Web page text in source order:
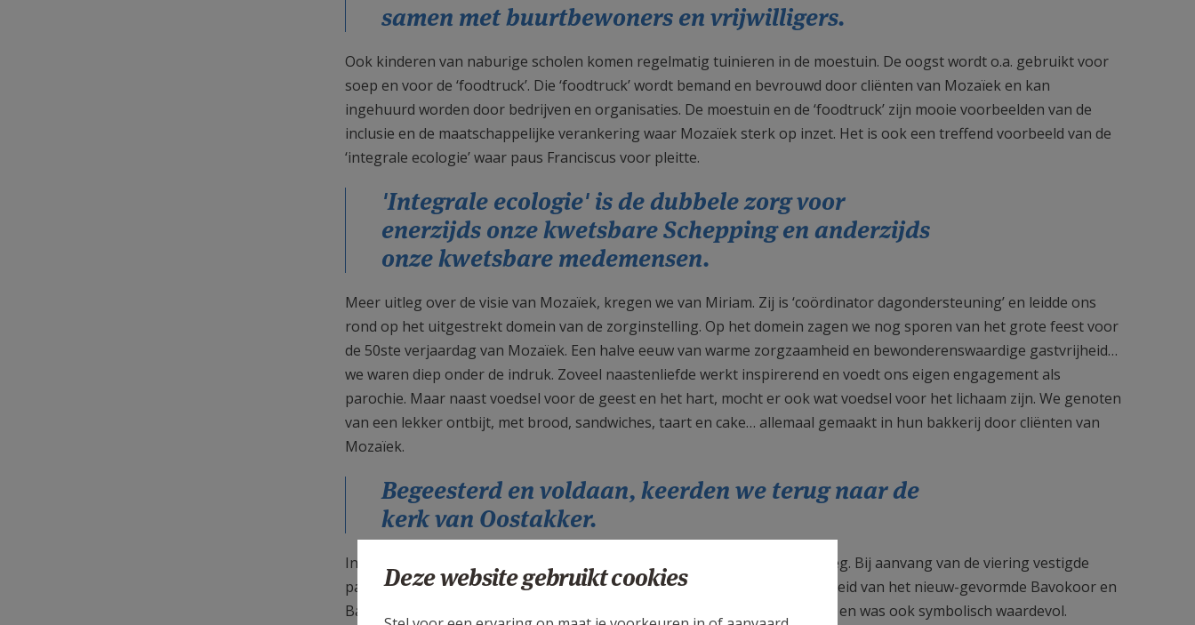
samen met buurtbewoners en vrijwilligers.
Ook kinderen van naburige scholen komen regelmatig tuinieren in de moestuin. De oogst wordt o.a. gebruikt voor
soep en voor de ‘foodtruck’. Die ‘foodtruck’ wordt bemand en bevrouwd door cliënten van Mozaïek en kan
ingehuurd worden door bedrijven en organisaties. De moestuin en de ‘foodtruck’ zijn mooie voorbeelden van de
inclusie en de maatschappelijke verankering waar Mozaïek sterk op inzet. Het is ook een treffend voorbeeld van de
‘integrale ecologie’ waar paus Franciscus voor pleitte.
'Integrale ecologie' is de dubbele zorg voor
enerzijds onze kwetsbare Schepping en anderzijds
onze kwetsbare medemensen.
Meer uitleg over de visie van Mozaïek, kregen we van Miriam. Zij is ‘coördinator dagondersteuning’ en leidde ons
rond op het uitgestrekt domein van de zorginstelling. Op het domein zagen we nog sporen van het grote feest voor
de 50ste verjaardag van Mozaïek. Een halve eeuw van warme zorgzaamheid en bewonderenswaardige gastvrijheid…
we waren diep onder de indruk. Zoveel naastenliefde werkt inspirerend en voedt ons eigen engagement als
parochie. Maar naast voedsel voor de geest en het hart, mocht er ook wat voedsel voor het lichaam zijn. We genoten
van een lekker ontbijt, met brood, sandwiches, taart en cake… allemaal gemaakt in hun bakkerij door cliënten van
Mozaïek.
Begeesterd en voldaan, keerden we terug naar de
kerk van Oostakker.
In de kerk werden we hartelijk verwelkomd door de leden van de Bavoploeg. Bij aanvang van de viering vestigde
pastoraalcoördinator Petra in het bijzonder de aandacht op de aanwezigheid van het nieuw-gevormde Bavokoor en
Bavo-orkest. Hun muzikale inbreng gaf de eucharistieviering extra luister en was ook symbolisch waardevol.
Deze website gebruikt cookies